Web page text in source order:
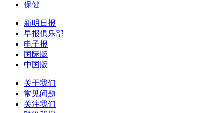
保健
新明日报
早报俱乐部
电子报
国际版
中国版
关于我们
常见问题
关注我们